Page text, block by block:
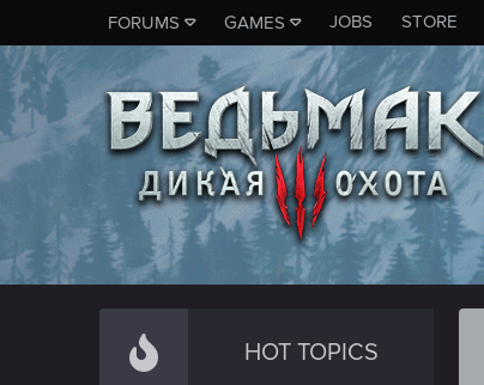
FORUMS GAMES JOBS STORE
HOT TOPICS